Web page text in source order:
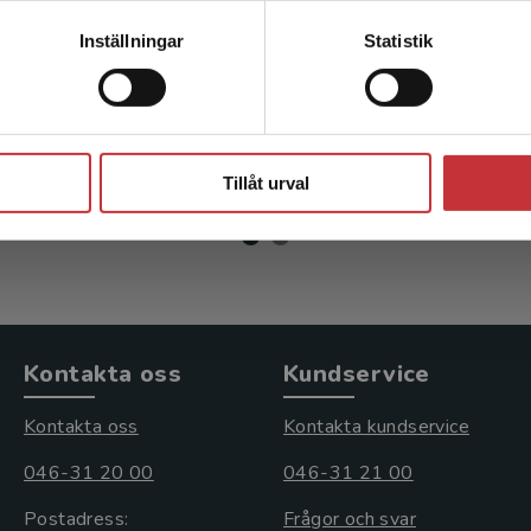
Inställningar Statistik
Tillåt urval
L - Skärvad, P-H
inkl. moms
398 kr
Bruzelius, L - Skärvad, P-H
264 krinkl. moms
Exkl. moms: 249 kr
Kontakta oss
Kontakta oss
046-31 20 00
Postadress:
Kundservice
Kontakta kundservice
046-31 21 00
Frågor och svar